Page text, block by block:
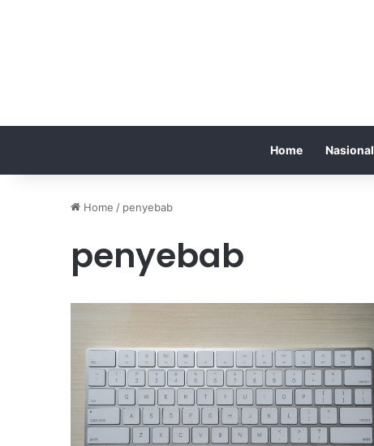
Home Nasional
Home / penyebab
penyebab